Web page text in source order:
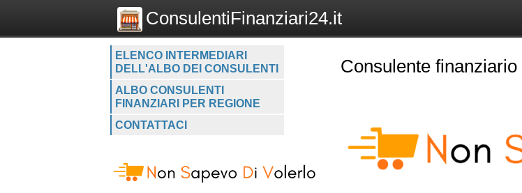
ConsulentiFinanziari24.it
ELENCO INTERMEDIARI
DELL'ALBO DEI CONSULENTI
ALBO CONSULENTI
FINANZIARI PER REGIONE
CONTATTACI
Consulente finanziario